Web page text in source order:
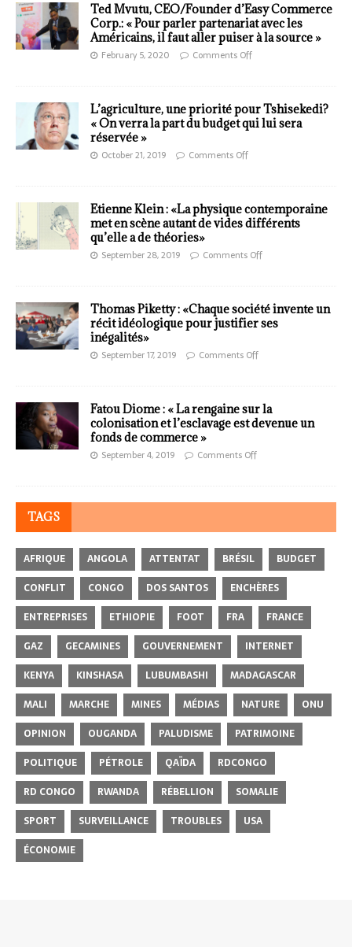
Ted Mvutu, CEO/Founder d’Easy Commerce
Corp.: « Pour parler partenariat avec les
Américains, il faut aller puiser à la source »
February 5, 2020 Comments Off
L’agriculture, une priorité pour Tshisekedi?
« On verra la part du budget qui lui sera
réservée »
October 21, 2019 Comments Off
Etienne Klein : «La physique contemporaine
met en scène autant de vides différents
qu’elle a de théories»
September 28, 2019 Comments Off
Thomas Piketty : «Chaque société invente un
récit idéologique pour justifier ses
inégalités»
September 17, 2019 Comments Off
Fatou Diome : « La rengaine sur la
colonisation et l’esclavage est devenue un
fonds de commerce »
September 4, 2019 Comments Off
TAGS
AFRIQUE ANGOLA ATTENTAT BRÉSIL
BUDGET
CONFLIT
CONGO DOS SANTOS
ENCHÈRES
ENTREPRISES
ETHIOPIE FOOT FRA
FRANCE
GAZ
GECAMINES GOUVERNEMENT
INTERNET
KENYA
KINSHASA LUBUMBASHI
MADAGASCAR
MALI
MARCHE MINES MÉDIAS NATURE
ONU
OPINION
OUGANDA PALUDISME
PATRIMOINE
POLITIQUE
PÉTROLE QAÏDA
RDCONGO
RD CONGO
RWANDA RÉBELLION
SOMALIE
SPORT
SURVEILLANCE TROUBLES
USA
ÉCONOMIE